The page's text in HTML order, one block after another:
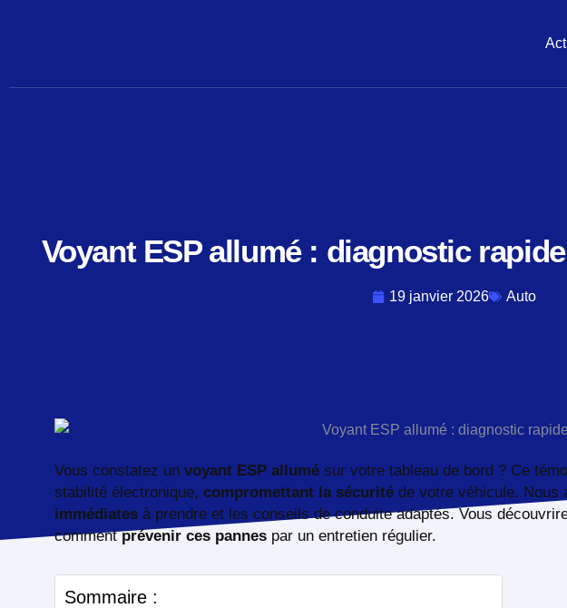
Voyant ESP allumé : diagnostic
19 janvier 2026 Auto
Vous constatez un voyant ESP allumé sur votre tableau de bord ? Ce
stabilité électronique, compromettant la sécurité de votre véhicule. Nous
immédiates à prendre et les conseils de conduite adaptés. Vous
commentprévenir ces pannes par un entretien régulier.
Sommaire :